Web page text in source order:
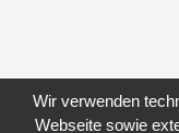
Wir verwenden
Webseite sowie